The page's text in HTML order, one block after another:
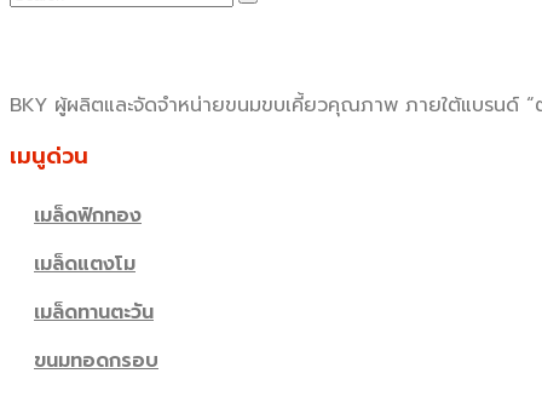
BKY ผู้ผลิตและจัดจำหน่ายขนมขบเคี้ยวคุณภาพ ภายใต้แบรนด์
เมนูด่วน
เมล็ดฟักทอง
เมล็ดแตงโม
เมล็ดทานตะวัน
ขนมทอดกรอบ